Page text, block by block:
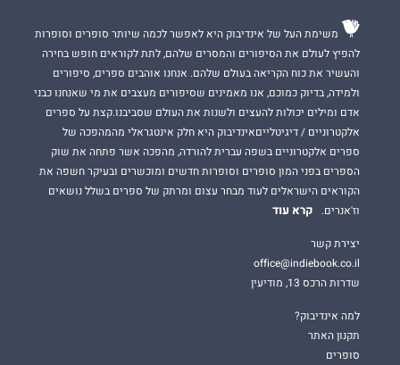
משימת העל של אינדיבוק היא לאפשר לכמה שיותר סופרים וסופרות
להפיץ לעולם את הסיפורים והמסרים שלהם, לתת לקוראים חופש בחירה
והעשיר את כוח הקריאה בעולם שלהם. אנחנו אוהבים ספרים, סיפורים
ולמידה, בדיוק כמוכם, אנו מאמינים שסיפורים מעצבים את מי שאנחנו כבני
אדם ומילים יכולות להעצים ולשנות את העולם שסביבנו.קצת על ספרים
אלקטרוניים / דיגיטלייםאינדיבוק היא חלק אינטגראלי מהמהפכה של
ספרים אלקטרוניים בשפה עברית להורדה, מהפכה אשר פתחה את שוק
הספרים בפני המון סופרים וסופרות חדשים ומוכשרים ובעיקר חשפה את
הקוראים הישראלים לעוד מבחר עצום ומרתק של ספרים בשלל נושאים
וז'אנרים.
קרא עוד
יצירת קשר
office@indiebook.co.il
שדרות הרכס 13, מודיעין
למה אינדיבוק?
תקנון האתר
סופרים